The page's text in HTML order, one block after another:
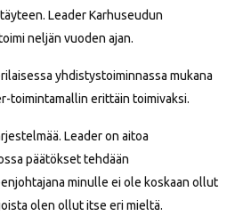
Leader Karhuseudun
neljän vuoden ajan.
yhdistystoiminnassa mukana
toimintamallin erittäin toimivaksi.
Leader on aitoa
päätökset tehdään
minulle ei ole koskaan ollut
olen ollut itse eri mieltä.